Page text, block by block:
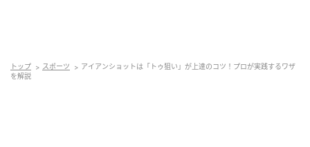
す。上体の前傾角をキープするとミート率が大幅アッ
トップ スポーツ
アイアンショットは「トゥ狙い」が上達のコツ！プロが実践するワザ
を解説